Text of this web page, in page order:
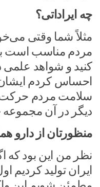
چه ایراداتی؟
مثلاً شما وقتی
مردم مناسب است
کنید و شواهد علمی
احساس کردم
سلامت مردم حرکت
دیگر در آن مجموعه
منظورتان از دارو
نظر من این بود که
ایران تولید کردیم